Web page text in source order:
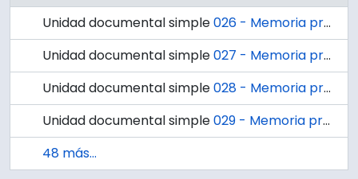
Unidad documental simple026 - Memoria presentada por el Directorio de la Universidad de Concepción correspondiente al año 1954.
Unidad documental simple027 - Memoria presentada por el Directorio de la Universidad de Concepción correspondiente al año de 1955
Unidad documental simple028 - Memoria presentada por el Directorio de la Universidad de Concepción correspondiente al año 1956.
Unidad documental simple029 - Memoria presentada por el Directorio de la Universidad de Concepción correspondiente al año 1957.
48 más...